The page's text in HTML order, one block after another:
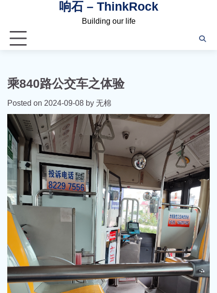
响石 – ThinkRock
Building our life
乘840路公交车之体验
Posted on 2024-09-08 by 无棉